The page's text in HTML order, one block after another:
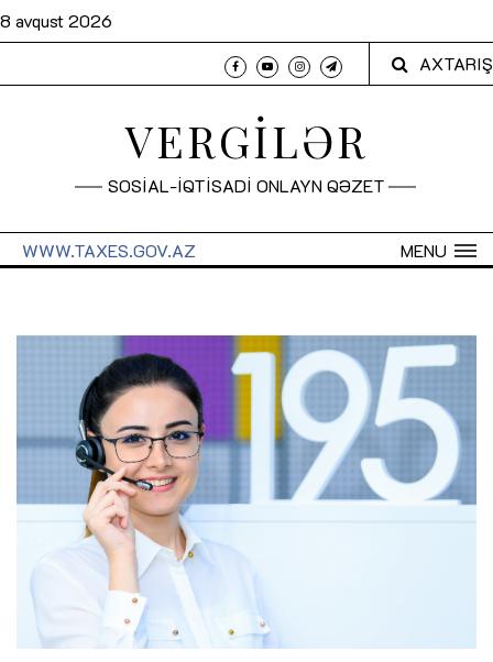
8 avqust 2026
AXTARIŞ
VERGİLƏR
SOSİAL-İQTİSADİ ONLAYN QƏZET
MENU
WWW.TAXES.GOV.AZ